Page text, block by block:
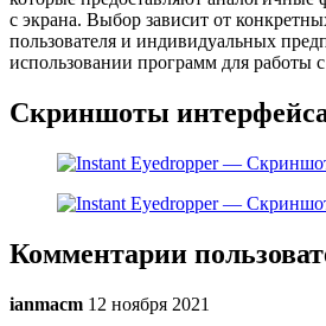
с экрана. Выбор зависит от
пользователя и индивидуальных
использовании программ для работы
Скриншоты
Комментарии
ianmacm 12 ноября 2021